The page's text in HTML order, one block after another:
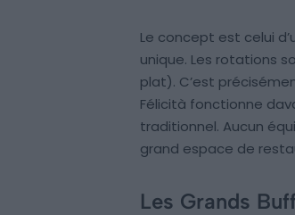
Le concept est celui
unique. Les rotations
plat). C’est
Félicità fonctionne
traditionnel. Aucun
grand espace de
Les Grands